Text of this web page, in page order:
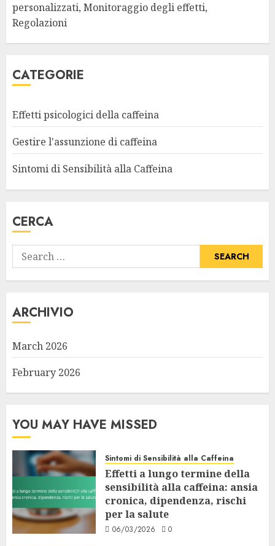
personalizzati, Monitoraggio degli effetti,
Regolazioni
CATEGORIE
Effetti psicologici della caffeina
Gestire l'assunzione di caffeina
Sintomi di Sensibilità alla Caffeina
CERCA
Search
for:
ARCHIVIO
March 2026
February 2026
YOU MAY HAVE MISSED
Sintomi di Sensibilità alla Caffeina
Effetti a lungo termine della
sensibilità alla caffeina: ansia
cronica, dipendenza, rischi
per la salute
06/03/2026 0